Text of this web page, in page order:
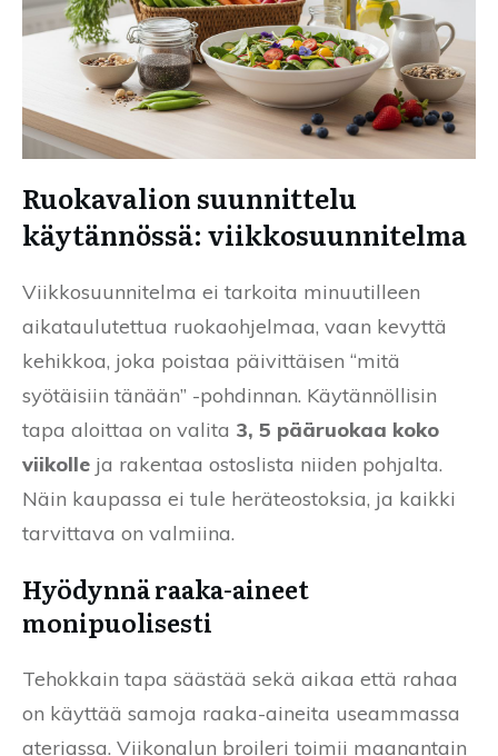
Ruokavalion suunnittelu
käytännössä: viikkosuunnitelma
Viikkosuunnitelma ei tarkoita minuutilleen
aikataulutettua ruokaohjelmaa, vaan kevyttä
kehikkoa, joka poistaa päivittäisen “mitä
syötäisiin tänään” -pohdinnan. Käytännöllisin
tapa aloittaa on valita 3, 5 pääruokaa koko
viikolle ja rakentaa ostoslista niiden pohjalta.
Näin kaupassa ei tule heräteostoksia, ja kaikki
tarvittava on valmiina.
Hyödynnä raaka-aineet
monipuolisesti
Tehokkain tapa säästää sekä aikaa että rahaa
on käyttää samoja raaka-aineita useammassa
ateriassa. Viikonalun broileri toimii maanantain